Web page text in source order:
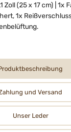
Zoll (25 x 17 cm) | 1x
1x
und Versand
Unser Leder